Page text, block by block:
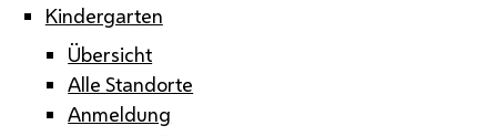
Kindergarten
Übersicht
Alle Standorte
Anmeldung